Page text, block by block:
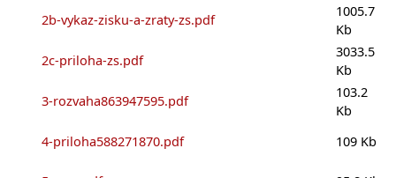
2b-vykaz-zisku-a-zraty-zs.pdf
1005.7
Kb
2c-priloha-zs.pdf
3033.5
Kb
3-rozvaha863947595.pdf
103.2
Kb
4-priloha588271870.pdf
109 Kb